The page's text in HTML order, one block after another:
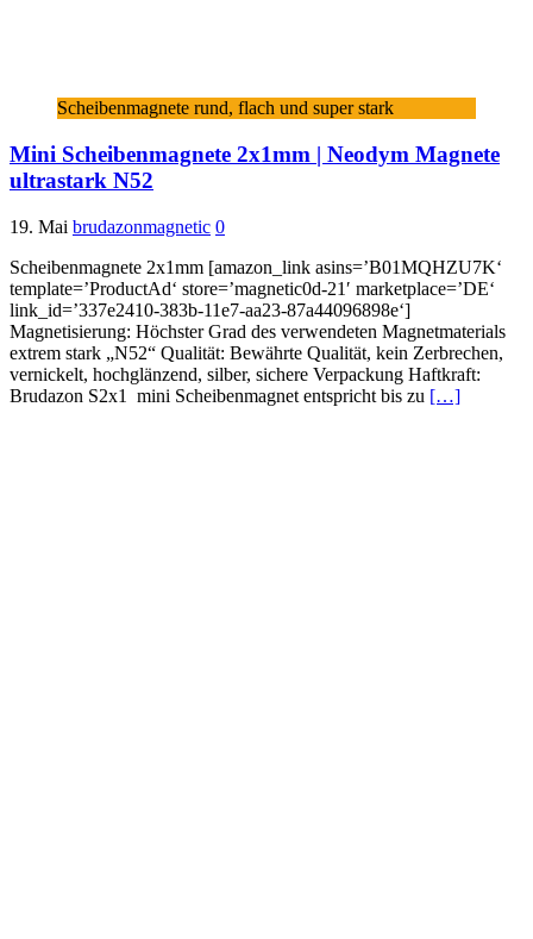
Scheibenmagnete rund, flach und super stark
Mini Scheibenmagnete 2x1mm | Neodym Magnete
ultrastark N52
19. Mai brudazonmagnetic 0
Scheibenmagnete 2x1mm [amazon_link asins=’B01MQHZU7K‘
template=’ProductAd‘ store=’magnetic0d-21′ marketplace=’DE‘
link_id=’337e2410-383b-11e7-aa23-87a44096898e‘]
Magnetisierung: Höchster Grad des verwendeten Magnetmaterials
extrem stark „N52“ Qualität: Bewährte Qualität, kein Zerbrechen,
vernickelt, hochglänzend, silber, sichere Verpackung Haftkraft:
Brudazon S2x1 mini Scheibenmagnet entspricht bis zu […]